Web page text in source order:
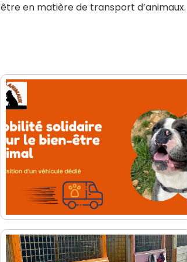
être en matière de transport d’animaux.